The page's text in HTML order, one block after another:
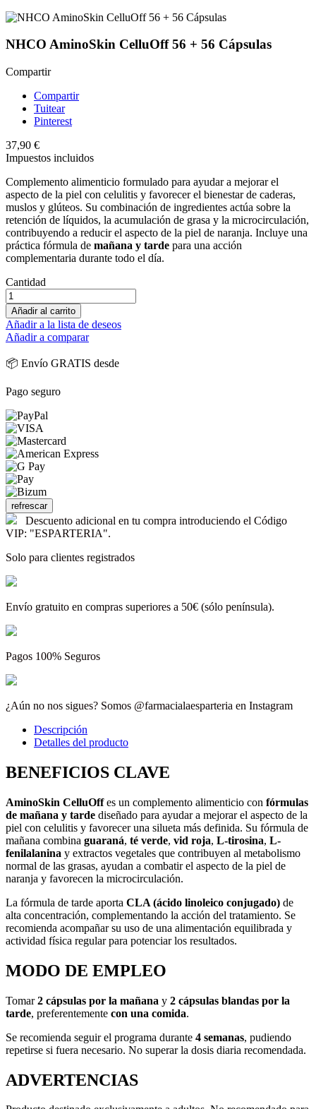
NHCO AminoSkin CelluOff 56 + 56 Cápsulas
Compartir
Compartir
Tuitear
Pinterest
37,90 €
Impuestos incluidos
Complemento alimenticio formulado para ayudar a mejorar el
aspecto de la piel con celulitis y favorecer el bienestar de caderas,
muslos y glúteos. Su combinación de ingredientes actúa sobre la
retención de líquidos, la acumulación de grasa y la microcirculación,
contribuyendo a reducir el aspecto de la piel de naranja. Incluye una
práctica fórmula de mañana y tarde para una acción
complementaria durante todo el día.
Cantidad
Añadir al carrito
Añadir a la lista de deseos
Añadir a comparar
📦 Envío GRATIS desde
Pago seguro
Descuento adicional en tu compra introduciendo el Código
VIP: "ESPARTERIA".
Solo para clientes registrados
Envío gratuito en compras superiores a 50€ (sólo península).
Pagos 100% Seguros
¿Aún no nos sigues? Somos @farmacialaesparteria en Instagram
Descripción
Detalles del producto
BENEFICIOS CLAVE
AminoSkin CelluOffes un complemento alimenticio con fórmulas
de mañana y tarde diseñado para ayudar a mejorar el aspecto de la
piel con celulitis y favorecer una silueta más definida. Su fórmula de
mañana combina guaraná, té verde, vid roja, L-tirosina, L-
fenilalanina y extractos vegetales que contribuyen al metabolismo
normal de las grasas, ayudan a combatir el aspecto de la piel de
naranja y favorecen la microcirculación.
La fórmula de tarde aporta CLA (ácido linoleico conjugado) de
alta concentración, complementando la acción del tratamiento. Se
recomienda acompañar su uso de una alimentación equilibrada y
actividad física regular para potenciar los resultados.
MODO DE EMPLEO
Tomar2 cápsulas por la mañana y 2 cápsulas blandas por la
tarde, preferentemente con una comida.
Se recomienda seguir el programa durante 4 semanas, pudiendo
repetirse si fuera necesario. No superar la dosis diaria recomendada.
ADVERTENCIAS